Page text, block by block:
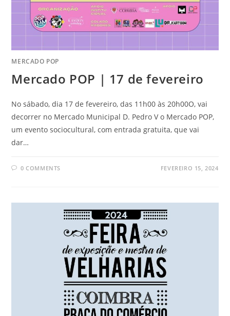
MERCADO POP
Mercado POP | 17 de fevereiro
No sábado, dia 17 de fevereiro, das 11h00 às 20h00O, vai
decorrer no Mercado Municipal D. Pedro V o Mercado POP,
um evento sociocultural, com entrada gratuita, que vai
dar…
0 COMMENTS FEVEREIRO 15, 2024